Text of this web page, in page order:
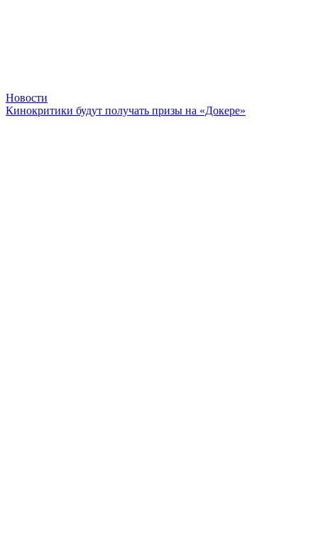
Новости
Кинокритики будут получать призы на «Докере»